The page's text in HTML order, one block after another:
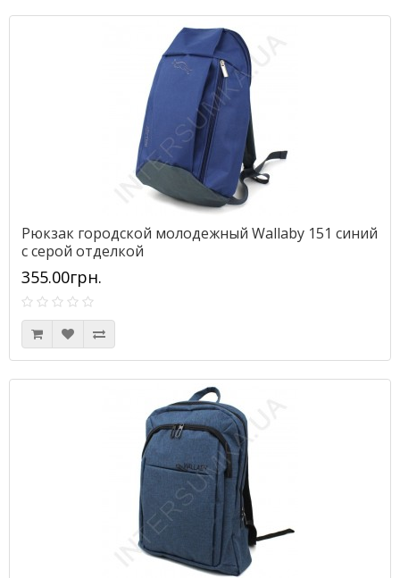
Рюкзак городской молодежный Wallaby 151 синий
с серой отделкой
355.00грн.